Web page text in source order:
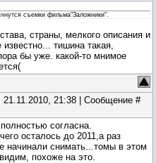
съемки фильма"Заложники".
страны, мелкого описания и
известно... тишина такая,
бы уже. какой-то мнимое
21.11.2010, 21:38 | Сообщение #
согласна.
осталось до 2011,а раз
снимать...томы в этом
похоже на это.